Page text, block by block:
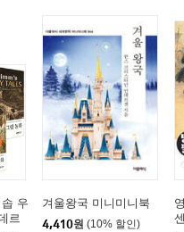
우
르
겨울왕국 미니미니북
4,410원 (10% 할인)